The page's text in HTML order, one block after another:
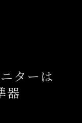
ターは
器